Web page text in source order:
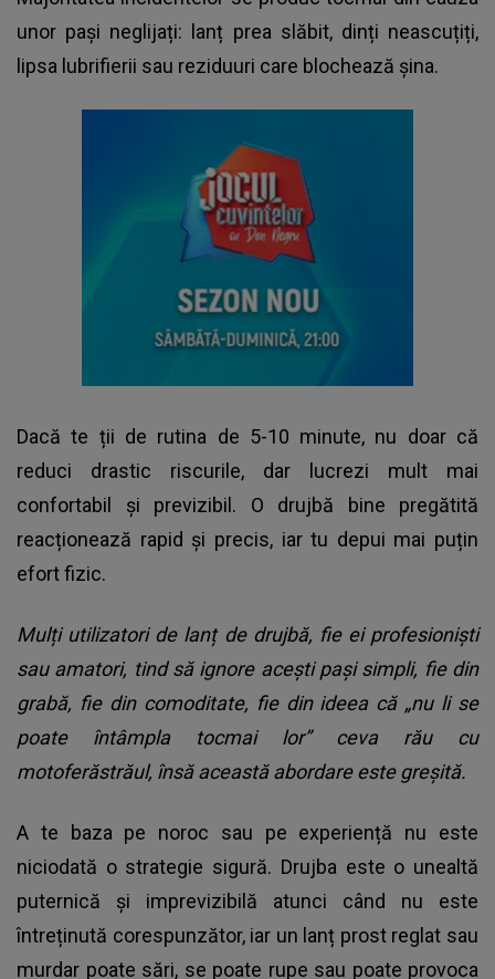
unor pași neglijați: lanț prea slăbit, dinți neascuțiți,
lipsa lubrifierii sau reziduuri care blochează șina.
Dacă te ții de rutina de 5-10 minute, nu doar că
reduci drastic riscurile, dar lucrezi mult mai
confortabil și previzibil. O drujbă bine pregătită
reacționează rapid și precis, iar tu depui mai puțin
efort fizic.
Mulți utilizatori de lanț de drujbă, fie ei profesioniști
sau amatori, tind să ignore acești pași simpli, fie din
grabă, fie din comoditate, fie din ideea că „nu li se
poate întâmpla tocmai lor” ceva rău cu
motoferăstrăul, însă această abordare este greșită.
A te baza pe noroc sau pe experiență nu este
niciodată o strategie sigură. Drujba este o unealtă
puternică și imprevizibilă atunci când nu este
întreținută corespunzător, iar un lanț prost reglat sau
murdar poate sări, se poate rupe sau poate provoca